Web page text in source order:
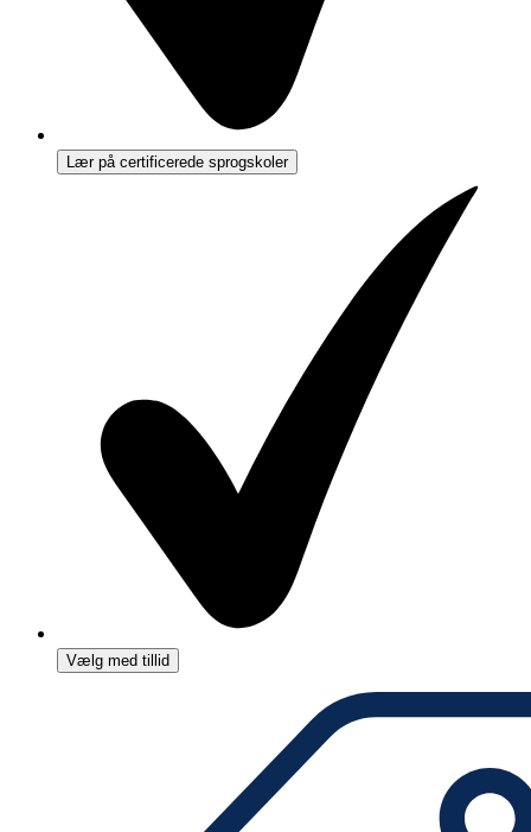
Lær på certificerede sprogskoler
Vælg med tillid